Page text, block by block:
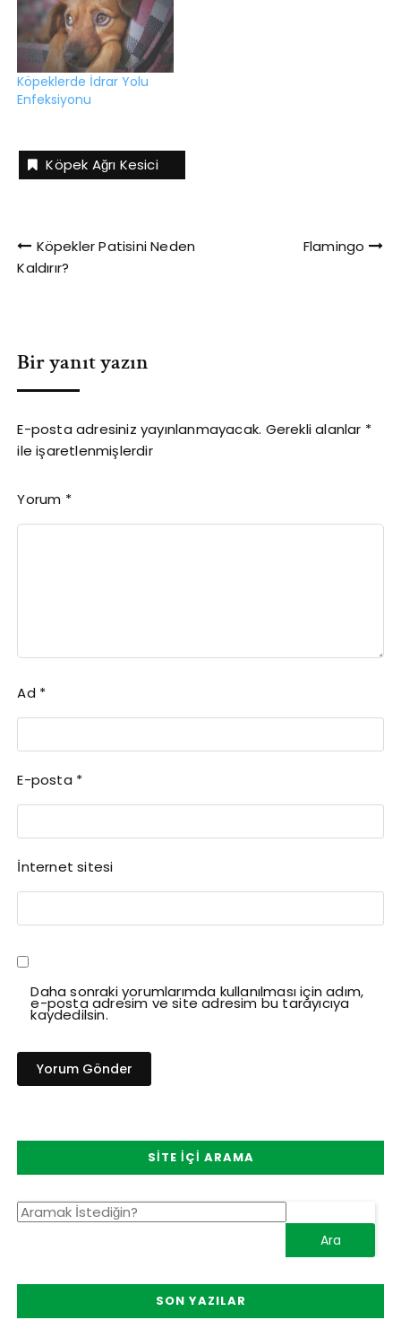
Köpeklerde İdrar Yolu
Enfeksiyonu
Köpek Ağrı Kesici
Yazı
gezinmesi
Köpekler Patisini Neden
Kaldırır?
Flamingo
Bir yanıt yazın
E-posta adresiniz yayınlanmayacak. Gerekli alanlar *
ile işaretlenmişlerdir
Yorum *
Ad *
E-posta *
İnternet sitesi
Daha sonraki yorumlarımda kullanılması için adım,
e-posta adresim ve site adresim bu tarayıcıya
kaydedilsin.
SITE İÇI ARAMA
SON YAZILAR